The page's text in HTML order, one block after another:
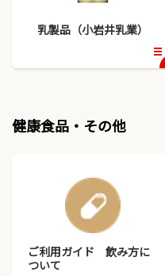
乳製品（小岩井乳業）
開
く
健康食品・その他
ご利用ガイド 飲み方に
ついて